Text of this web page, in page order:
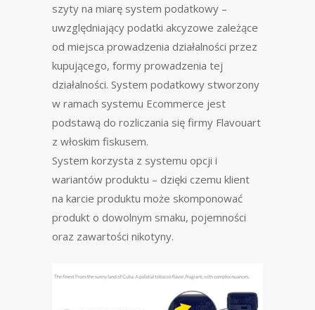
szyty na miarę system podatkowy –
uwzględniający podatki akcyzowe zależące
od miejsca prowadzenia działalności przez
kupującego, formy prowadzenia tej
działalności. System podatkowy stworzony
w ramach systemu Ecommerce jest
podstawą do rozliczania się firmy Flavouart
z włoskim fiskusem.
System korzysta z systemu opcji i
wariantów produktu – dzięki czemu klient
na karcie produktu może skomponować
produkt o dowolnym smaku, pojemności
oraz zawartości nikotyny.